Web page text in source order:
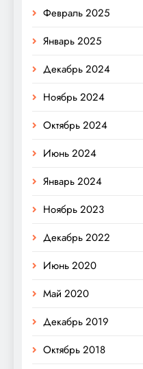
Февраль 2025
Январь 2025
Декабрь 2024
Ноябрь 2024
Октябрь 2024
Июнь 2024
Январь 2024
Ноябрь 2023
Декабрь 2022
Июнь 2020
Май 2020
Декабрь 2019
Октябрь 2018